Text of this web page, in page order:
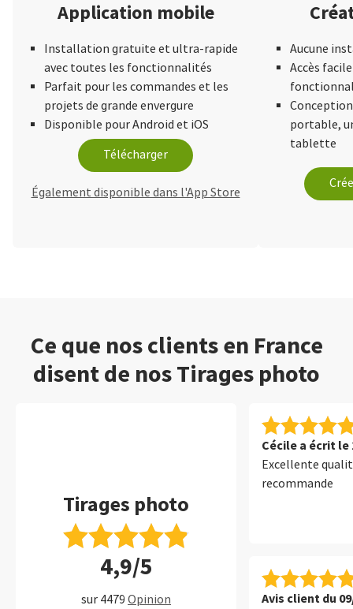
Application mobile
Installation gratuite et ultra-rapide
avec toutes les fonctionnalités
Parfait pour les commandes et les
projets de grande envergure
Disponible pour Android et iOS
Télécharger
Également disponible dans l'App Store
Aucune
Accès
portable,
tablette
Ce que nos clients en France
disent de nos Tirages photo
Tirages photo
4,9/5
sur 4479 Opinion
Cécile a écrit le
Excellente
recommande
Avis client du